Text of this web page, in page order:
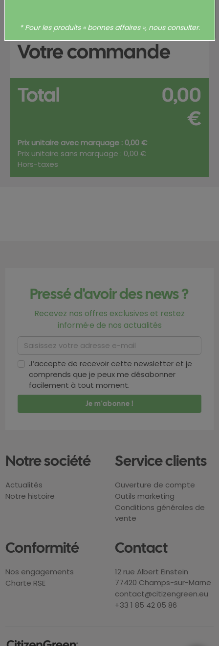
Votre commande
Total
0,00
€
Prix unitaire avec marquage : 0,00 €
Prix unitaire sans marquage : 0,00 €
Hors-taxes
Pressé d'avoir des news ?
Recevez nos offres exclusives et restez
informé·e de nos actualités
J’accepte de recevoir cette newsletter et je
comprends que je peux me désabonner
facilement à tout moment.
Notre société
Actualités
Notre histoire
Service clients
Ouverture de compte
Outils marketing
Conditions générales de
vente
Conformité
Nos engagements
Charte RSE
Contact
12 rue Albert Einstein
77420 Champs-sur-Marne
contact@citizengreen.eu
+33 1 85 42 05 86
* Pour les produits « bonnes affaires », nous consulter.